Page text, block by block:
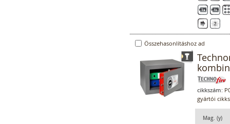
Összehasonlításhoz ad
cikkszám:
gyártói
Mag. (y)